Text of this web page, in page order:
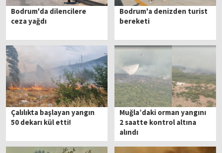
Bodrum'da dilencilere
ceza yağdı
Bodrum'a denizden turist
bereketi
Çalılıkta başlayan yangın
50 dekarı kül etti!
Muğla’daki orman yangını
2 saatte kontrol altına
alındı